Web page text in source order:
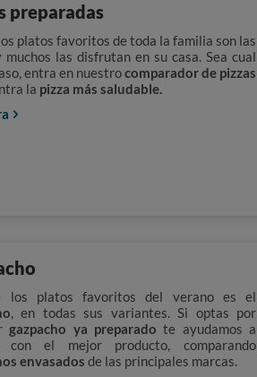
preparadas
platos favoritos de toda la familia son las
muchos las disfrutan en su casa. Sea cual
entra en nuestrocomparador de pizzas
la pizza más saludable.
los platos favoritos del verano es el
, en todas sus variantes. Si optas por
gazpacho ya preparado te ayudamos a
con el mejor producto, comparando
envasados de las principales marcas.